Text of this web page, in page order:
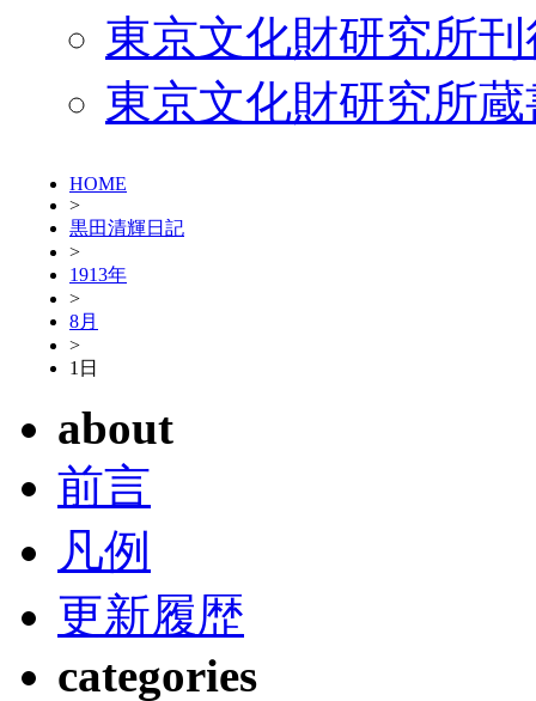
東京文化財研究所
東京文化財研究所
HOME
>
黒田清輝日記
>
1913年
>
8月
>
1日
about
前言
凡例
更新履歴
categories